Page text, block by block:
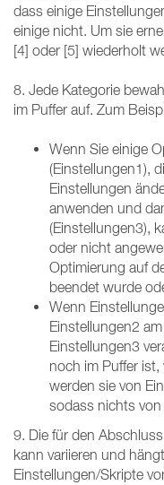
dass einige
einige nicht. Um sie
[4] oder [5] wiederholt
8. Jede Kategorie
im Puffer auf. Zum
Wenn Sie einige
(Einstellungen1),
Einstellungen
anwenden und
(Einstellungen3),
oder nicht
Optimierung auf
beendet wurde
Wenn
Einstellungen2
Einstellungen3
noch im Puffer
werden sie von
sodass nichts
9. Die für den
kann variieren und
Einstellungen/Skripte